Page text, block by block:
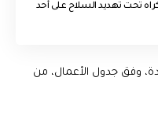
تحت تهديد السلاح على أحد
وفق جدول الأعمال، من